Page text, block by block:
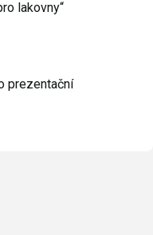
lakovny“
prezentační